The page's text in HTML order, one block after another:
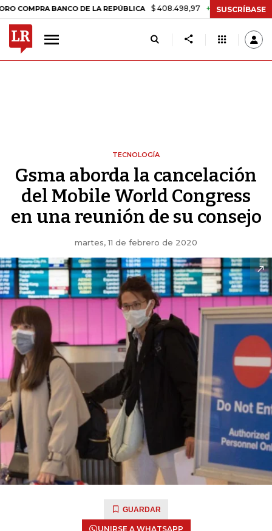
BANCO DE LA REPÚBLICA $ 408.498,97 +$ 8.753,81 +2,19%
SUSCRÍBASE
TECNOLOGÍA
Gsma aborda la cancelación
del Mobile World Congress
en una reunión de su consejo
martes, 11 de febrero de 2020
GUARDAR
UNIRSE A WHATSAPP